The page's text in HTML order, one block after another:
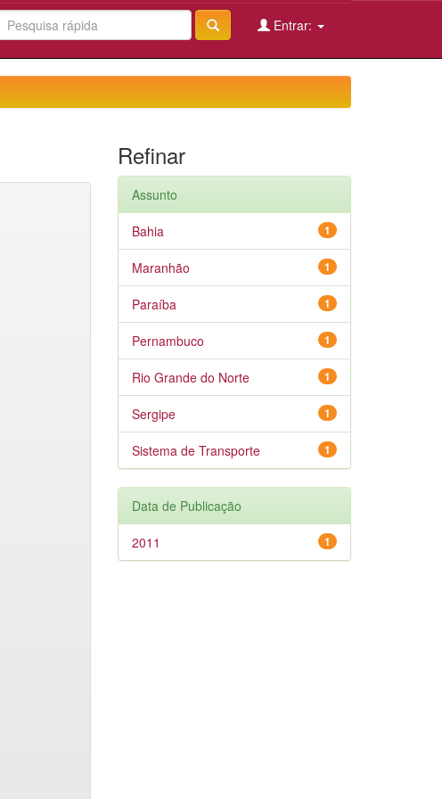
Entrar:
Refinar
Assunto
1
Bahia
1
Maranhão
1
Paraíba
1
Pernambuco
1
Rio Grande do Norte
1
Sergipe
1
Sistema de Transporte
Data de Publicação
1
2011